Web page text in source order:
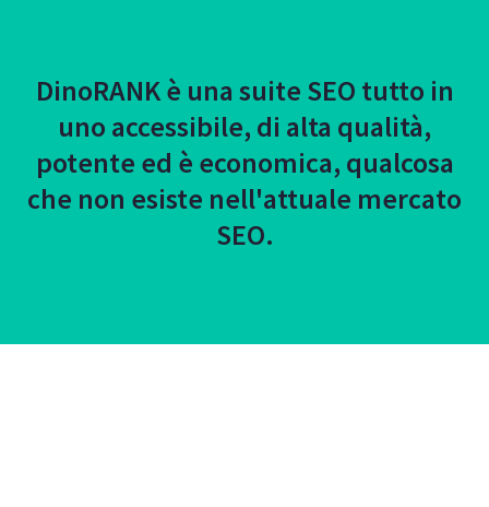
DinoRANK è una suite SEO tutto in
uno accessibile, di alta qualità,
potente ed è economica, qualcosa
che non esiste nell'attuale mercato
SEO.